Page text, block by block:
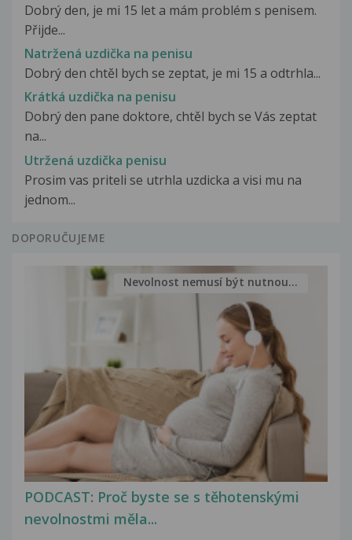
Dobrý den, je mi 15 let a mám problém s penisem.
Přijde...
Natržená uzdička na penisu
Dobrý den chtěl bych se zeptat, je mi 15 a odtrhla...
Krátká uzdička na penisu
Dobrý den pane doktore, chtěl bych se Vás zeptat
na...
Utržená uzdička penisu
Prosim vas priteli se utrhla uzdicka a visi mu na
jednom...
DOPORUČUJEME
PODCAST: Proč byste se s těhotenskými
nevolnostmi měla...
Nevolnost nemusí být nutnou...